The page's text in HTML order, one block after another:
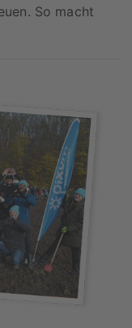
So macht